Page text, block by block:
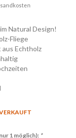
Natural Design!
Fliege
Echtholz
1 möglich): *